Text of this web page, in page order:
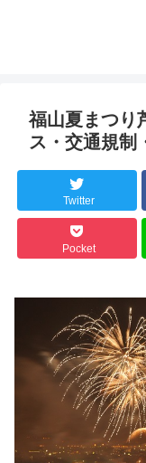
福山夏まつり
ス・交通規制
Twitter
Pocket